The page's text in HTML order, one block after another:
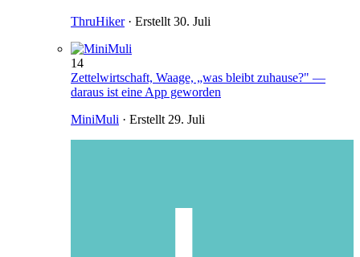
ThruHiker· Erstellt 30. Juli
14
Zettelwirtschaft, Waage, „was bleibt zuhause?" —
daraus ist eine App geworden
MiniMuli · Erstellt 29. Juli